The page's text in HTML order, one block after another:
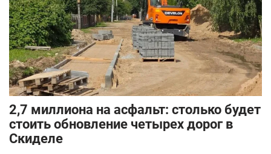
2,7 миллиона на асфальт: столько будет
стоить обновление четырех дорог в
Скиделе